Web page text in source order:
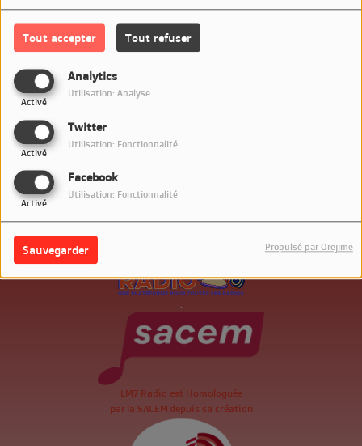
Tout accepter Tout refuser
Analytics
Activé
Utilisation: Analyse
Twitter
Activé
Utilisation: Fonctionnalité
Facebook
Activé
Utilisation: Fonctionnalité
Sauvegarder Propulsé par Orejime
Connectez-vous pour commenter cet article
SE CONNECTER
LM7 Radio est Homologuée
par la SACEM depuis sa création